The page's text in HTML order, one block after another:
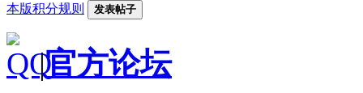
本版积分规则 发表帖子
|官方论坛